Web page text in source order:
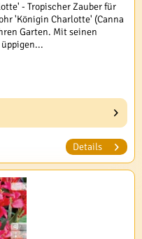
- Tropischer Zauber für
'Königin Charlotte' (Canna
Garten. Mit seinen
Details